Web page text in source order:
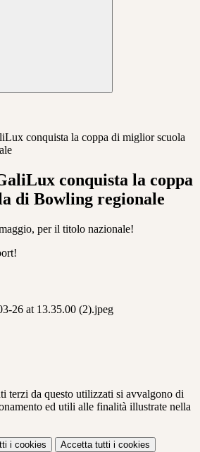
conquista la coppa di miglior scuola
conquista la coppa
di Bowling regionale
per il titolo nazionale!
26 at 13.35.00 (2).jpeg
terzi da questo utilizzati si avvalgono di
ed utili alle finalità illustrate nella
i cookies Accetta tutti i cookies